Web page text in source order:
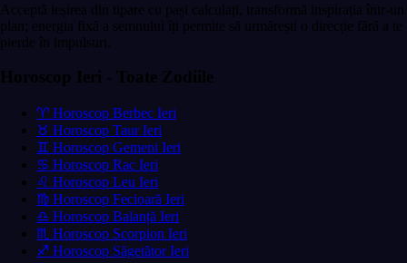
Acceptă ieșirea din tipare cu pași calculați, transformă inspirația într-un
plan; energia fixă a semnului îți permite să urmărești o direcție fără a te
pierde în impulsuri.
Horoscop Ieri - Toate Zodiile
♈ Horoscop Berbec Ieri
♉ Horoscop Taur Ieri
♊ Horoscop Gemeni Ieri
♋ Horoscop Rac Ieri
♌ Horoscop Leu Ieri
♍ Horoscop Fecioară Ieri
♎ Horoscop Balanță Ieri
♏ Horoscop Scorpion Ieri
♐ Horoscop Săgetător Ieri